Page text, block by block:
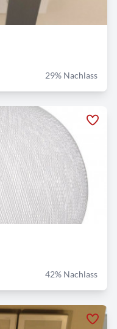
29% Nachlass
42% Nachlass